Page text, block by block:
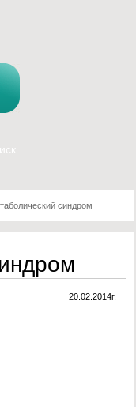
синдром
20.02.2014г.